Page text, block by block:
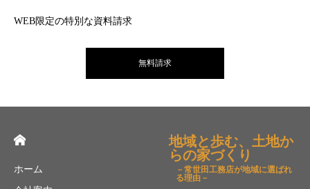
WEB限定の特別な資料請求
無料請求
ホーム
地域と歩む、土地か
らの家づくり
－常世田工務店が地域に選ばれ
る理由－